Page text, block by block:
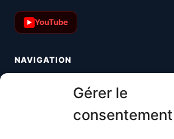
Gérer le
consentement
▶ YouTube
NAVIGATION
Toutes les maths